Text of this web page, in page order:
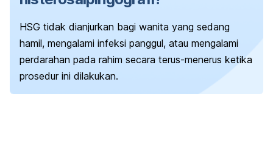
HSG tidak dianjurkan bagi wanita yang sedang
hamil, mengalami infeksi panggul, atau mengalami
perdarahan pada rahim secara terus-menerus ketika
prosedur ini dilakukan.